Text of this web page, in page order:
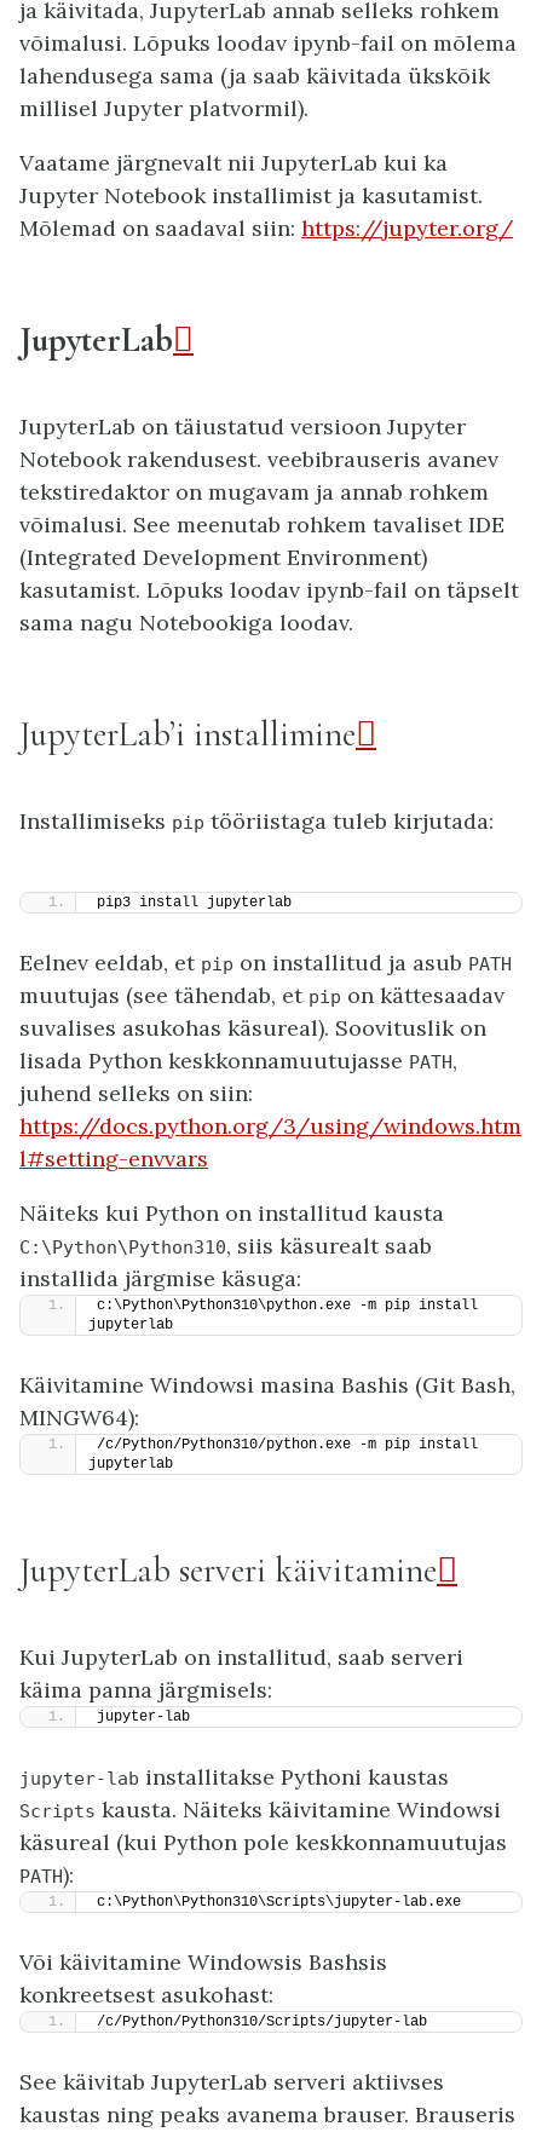
ja käivitada, JupyterLab annab selleks rohkem
võimalusi. Lõpuks loodav ipynb-fail on mõlema
lahendusega sama (ja saab käivitada ükskõik
millisel Jupyter platvormil).
Vaatame järgnevalt nii JupyterLab kui ka
Jupyter Notebook installimist ja kasutamist.
Mõlemad on saadaval siin: https://jupyter.org/
JupyterLab
JupyterLab on täiustatud versioon Jupyter
Notebook rakendusest. veebibrauseris avanev
tekstiredaktor on mugavam ja annab rohkem
võimalusi. See meenutab rohkem tavaliset IDE
(Integrated Development Environment)
kasutamist. Lõpuks loodav ipynb-fail on täpselt
sama nagu Notebookiga loodav.
JupyterLab’i installimine
Installimiseks pip tööriistaga tuleb kirjutada:
pip3 install jupyterlab
Eelnev eeldab, et pip on installitud ja asub PATH
muutujas (see tähendab, et pip on kättesaadav
suvalises asukohas käsureal). Soovituslik on
lisada Python keskkonnamuutujasse PATH,
juhend selleks on siin:
https://docs.python.org/3/using/windows.htm
l#setting-envvars
Näiteks kui Python on installitud kausta
C:\Python\Python310, siis käsurealt saab
installida järgmise käsuga:
c:\Python\Python310\python.exe -m pip install
jupyterlab
Käivitamine Windowsi masina Bashis (Git Bash,
MINGW64):
/c/Python/Python310/python.exe -m pip install
jupyterlab
JupyterLab serveri käivitamine
Kui JupyterLab on installitud, saab serveri
käima panna järgmisels:
jupyter-lab
jupyter-lab installitakse Pythoni kaustas
Scripts kausta. Näiteks käivitamine Windowsi
käsureal (kui Python pole keskkonnamuutujas
PATH):
c:\Python\Python310\Scripts\jupyter-lab.exe
Või käivitamine Windowsis Bashsis
konkreetsest asukohast:
/c/Python/Python310/Scripts/jupyter-lab
See käivitab JupyterLab serveri aktiivses
kaustas ning peaks avanema brauser. Brauseris